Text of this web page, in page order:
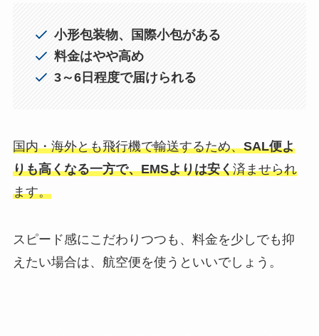
小形包装物、国際小包がある
料金はやや高め
3～6日程度で届けられる
国内・海外とも飛行機で輸送するため、SAL便よ
りも高くなる一方で、EMSよりは安く済ませられ
ます。
スピード感にこだわりつつも、料金を少しでも抑
えたい場合は、航空便を使うといいでしょう。